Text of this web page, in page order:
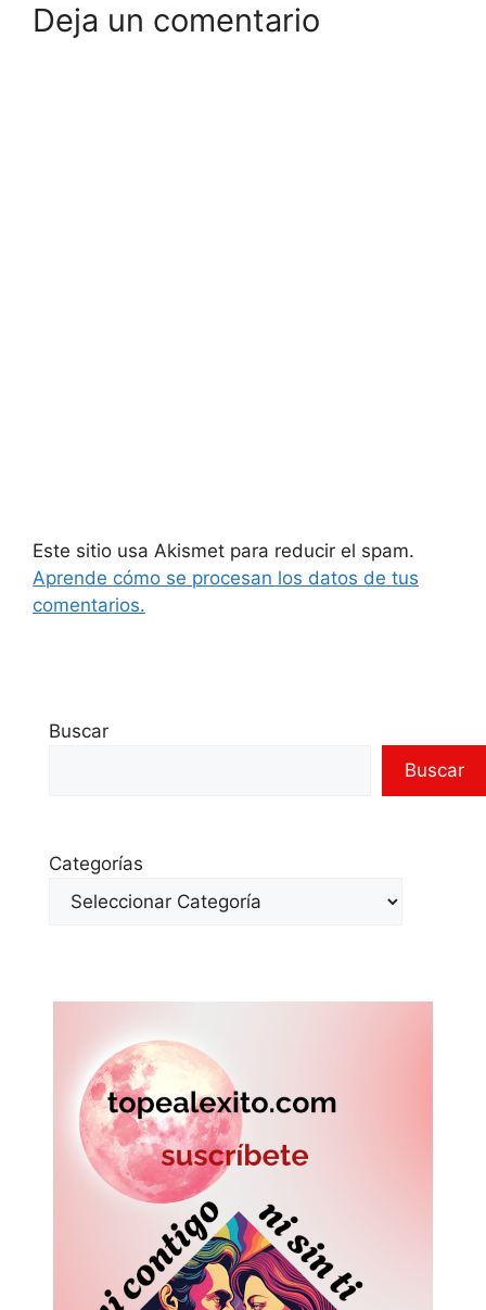
Deja un comentario
Este sitio usa Akismet para reducir el spam.
Aprende cómo se procesan los datos de tus
comentarios.
Buscar
Buscar
Categorías